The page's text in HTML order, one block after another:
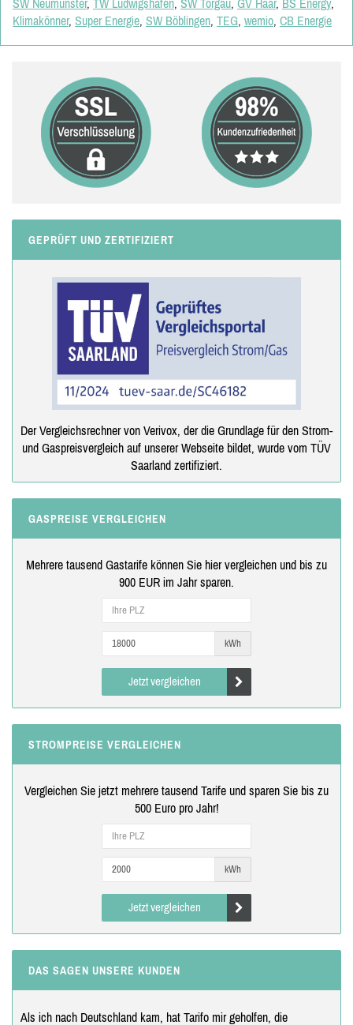
SW Neumünster, TW Ludwigshafen, SW Torgau, GV Haar, BS Energy,
Klimakönner, Super Energie, SW Böblingen, TEG, wemio, CB Energie
GEPRÜFT UND ZERTIFIZIERT
Der Vergleichsrechner von Verivox, der die Grundlage für den Strom-
und Gaspreisvergleich auf unserer Webseite bildet, wurde vom TÜV
Saarland zertifiziert.
GASPREISE VERGLEICHEN
Mehrere tausend Gastarife können Sie hier vergleichen und bis zu
900 EUR im Jahr sparen.
kWh
Jetzt vergleichen
STROMPREISE VERGLEICHEN
Vergleichen Sie jetzt mehrere tausend Tarife und sparen Sie bis zu
500 Euro pro Jahr!
kWh
Jetzt vergleichen
DAS SAGEN UNSERE KUNDEN
Als ich nach Deutschland kam, hat Tarifo mir geholfen, die